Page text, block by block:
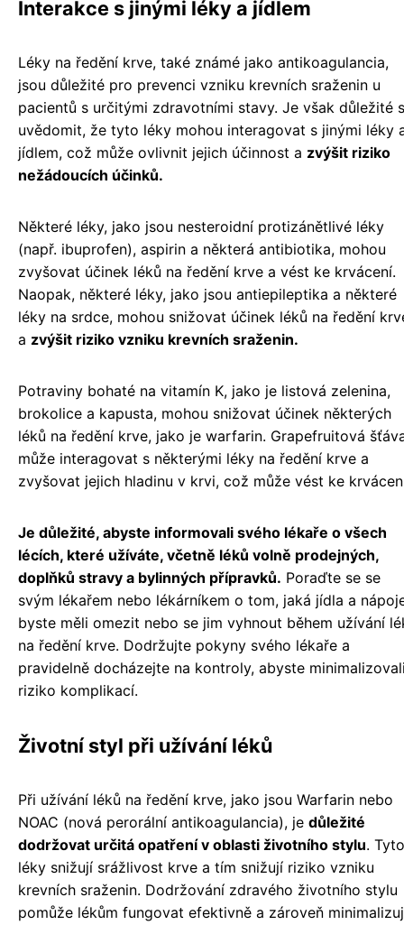
Interakce s jinými léky a jídlem
Léky na ředění krve, také známé jako antikoagulancia,
jsou důležité pro prevenci vzniku krevních sraženin u
pacientů s určitými zdravotními stavy. Je však důležité
uvědomit, že tyto léky mohou interagovat s jinými léky
jídlem, což může ovlivnit jejich účinnost a zvýšit riziko
nežádoucích účinků.
Některé léky, jako jsou nesteroidní protizánětlivé léky
(např. ibuprofen), aspirin a některá antibiotika, mohou
zvyšovat účinek léků na ředění krve a vést ke krvácení.
Naopak, některé léky, jako jsou antiepileptika a některé
léky na srdce, mohou snižovat účinek léků na ředění
a zvýšit riziko vzniku krevních sraženin.
Potraviny bohaté na vitamín K, jako je listová zelenina,
brokolice a kapusta, mohou snižovat účinek některých
léků na ředění krve, jako je warfarin. Grapefruitová
může interagovat s některými léky na ředění krve a
zvyšovat jejich hladinu v krvi, což může vést ke
Je důležité, abyste informovali svého lékaře o všech
lécích, které užíváte, včetně léků volně prodejných,
doplňků stravy a bylinných přípravků. Poraďte se se
svým lékařem nebo lékárníkem o tom, jaká jídla a
byste měli omezit nebo se jim vyhnout během užívání
na ředění krve. Dodržujte pokyny svého lékaře a
pravidelně docházejte na kontroly, abyste
riziko komplikací.
Životní styl při užívání léků
Při užívání léků na ředění krve, jako jsou Warfarin nebo
NOAC (nová perorální antikoagulancia), je důležité
dodržovat určitá opatření v oblasti životního stylu. Tyto
léky snižují srážlivost krve a tím snižují riziko vzniku
krevních sraženin. Dodržování zdravého životního stylu
pomůže lékům fungovat efektivně a zároveň